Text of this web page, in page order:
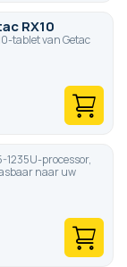
RX10
tablet van Getac
1235U-processor,
naar uw